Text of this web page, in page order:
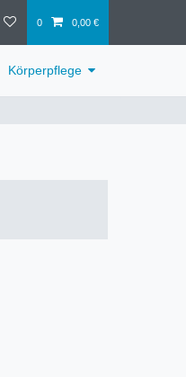
0 0,00 €
Körperpflege